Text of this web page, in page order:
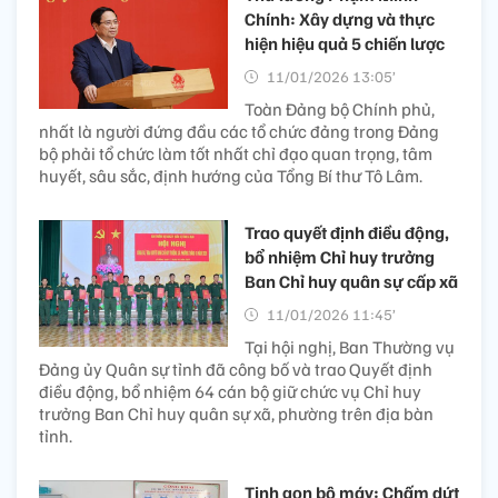
Chính: Xây dựng và thực
hiện hiệu quả 5 chiến lược
11/01/2026 13:05’
Toàn Đảng bộ Chính phủ,
nhất là người đứng đầu các tổ chức đảng trong Đảng
bộ phải tổ chức làm tốt nhất chỉ đạo quan trọng, tâm
huyết, sâu sắc, định hướng của Tổng Bí thư Tô Lâm.
Trao quyết định điều động,
bổ nhiệm Chỉ huy trưởng
Ban Chỉ huy quân sự cấp xã
11/01/2026 11:45’
Tại hội nghị, Ban Thường vụ
Đảng ủy Quân sự tỉnh đã công bố và trao Quyết định
điều động, bổ nhiệm 64 cán bộ giữ chức vụ Chỉ huy
trưởng Ban Chỉ huy quân sự xã, phường trên địa bàn
tỉnh.
Tinh gọn bộ máy: Chấm dứt